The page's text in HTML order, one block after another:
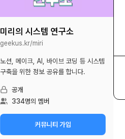
미리의 시스템 연구소
geekus.kr/miri
노션, 메이크, AI, 바이브 코딩 등 시스템
구축을 위한 정보 공유를 합니다.
공개
334명의 멤버
커뮤니티 가입